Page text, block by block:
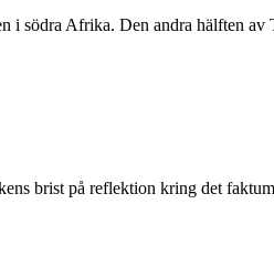
södra Afrika. Den andra hälften av
brist på reflektion kring det